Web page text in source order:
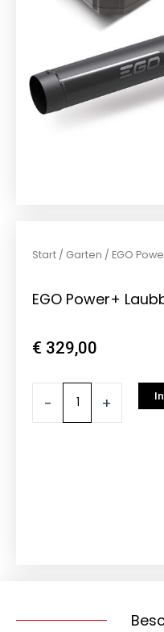
Start / Garten / EGO
EGO Power+
€ 329,00
- +